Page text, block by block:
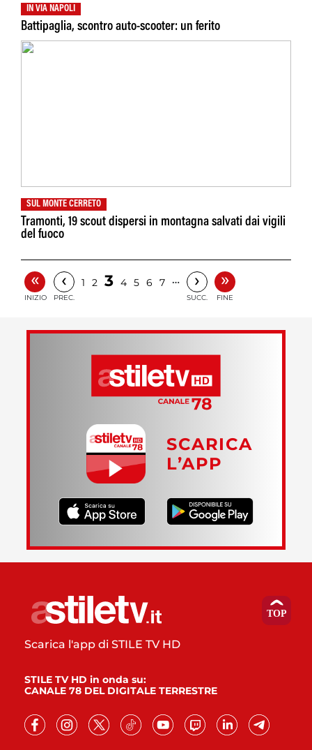
IN VIA NAPOLI
Battipaglia, scontro auto-scooter: un ferito
SUL MONTE CERRETO
Tramonti, 19 scout dispersi in montagna salvati dai vigili
del fuoco
«
INIZIO
‹
PREC.
1 2 3 4 5 6 7 … ›
SUCC.
»
FINE
SCARICA
L’APP
Scarica l'app di STILE TV HD
STILE TV HD in onda su:
CANALE 78 DEL DIGITALE TERRESTRE